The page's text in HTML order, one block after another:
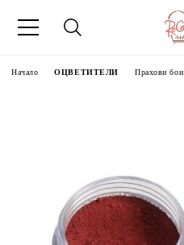
Начало ОЦВЕТИТЕЛИ Прахови бои